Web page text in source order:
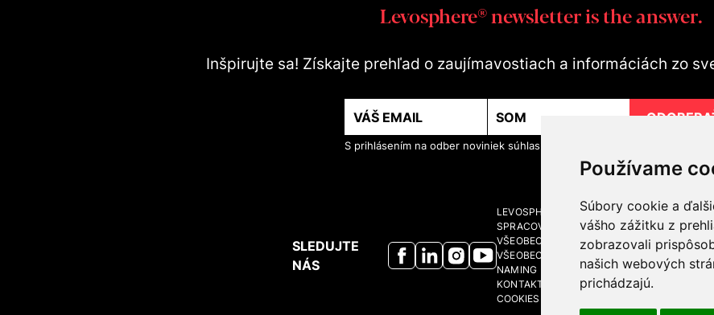
Používame
Súbory cookie a
vášho zážitku z
zobrazovali
našich webových
prichádzajú.
Levosphere® newsletter is the answer.
Inšpirujte sa! Získajte prehľad o zaujímavostiach a informáciách zo
S prihlásením na odber noviniek súhlasíte so
SLEDUJTE
NÁS
LEVOSPHERE A MÉDIÁ
SPRACOVANIE OSOBNÝCH ÚDAJOV
VŠEOBECNÉ OBCHODNÉ PODMIENKY
VŠEOBECNÉ OBCHODNÉ PODMIENKY -
NAMING
KONTAKT
COOKIES